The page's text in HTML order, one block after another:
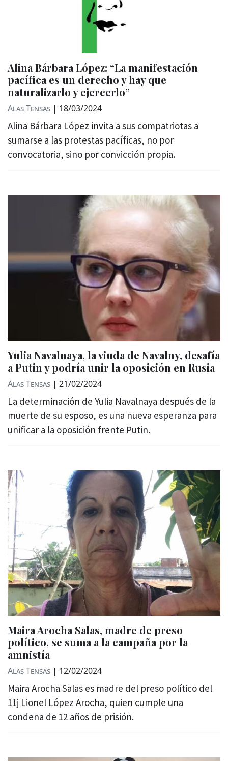
Alina Bárbara López: “La manifestación
pacífica es un derecho y hay que
naturalizarlo y ejercerlo”
Alas Tensas | 18/03/2024
Alina Bárbara López invita a sus compatriotas a
sumarse a las protestas pacíficas, no por
convocatoria, sino por convicción propia.
Yulia Navalnaya, la viuda de Navalny, desafía
a Putin y podría unir la oposición en Rusia
Alas Tensas | 21/02/2024
La determinación de Yulia Navalnaya después de la
muerte de su esposo, es una nueva esperanza para
unificar a la oposición frente Putin.
Maira Arocha Salas, madre de preso
político, se suma a la campaña por la
amnistía
Alas Tensas | 12/02/2024
Maira Arocha Salas es madre del preso político del
11j Lionel López Arocha, quien cumple una
condena de 12 años de prisión.